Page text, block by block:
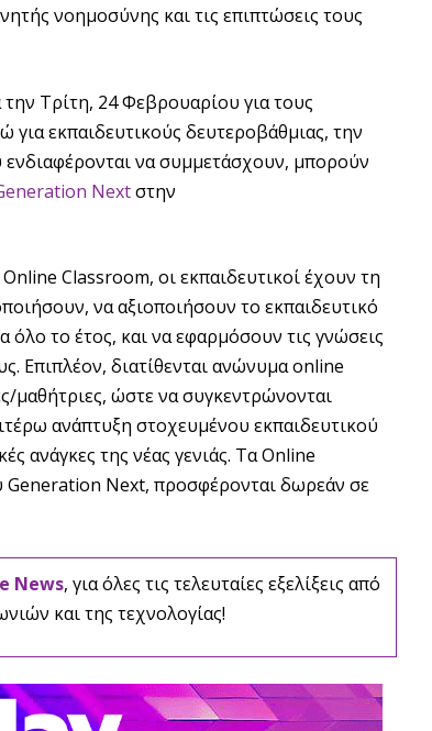
νοημοσύνης και τις επιπτώσεις τους
Τρίτη, 24 Φεβρουαρίου για τους
εκπαιδευτικούς δευτεροβάθμιας, την
να συμμετάσχουν, μπορούν
Nextστην
Classroom, οι εκπαιδευτικοί έχουν τη
να αξιοποιήσουν το εκπαιδευτικό
το έτος, και να εφαρμόσουν τις γνώσεις
Επιπλέον, διατίθενται ανώνυμα online
μαθήτριες, ώστε να συγκεντρώνονται
ανάπτυξη στοχευμένου εκπαιδευτικού
ανάγκες της νέας γενιάς. Τα Online
Generation Next, προσφέρονται δωρεάν σε
News, για όλες τις τελευταίες εξελίξεις από
και της τεχνολογίας!